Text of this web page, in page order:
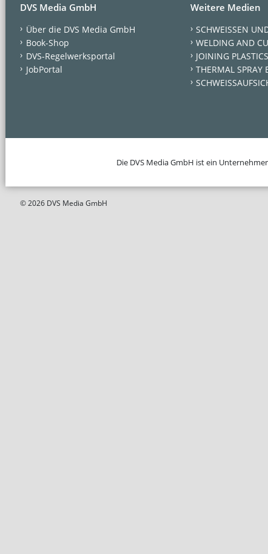
DVS Media GmbH
Über die DVS Media GmbH
Book-Shop
DVS-Regelwerksportal
JobPortal
Weitere Medien
SCHWEISSEN
WELDING AND
JOINING PLASTICS
THERMAL SPRAY
Die DVS Media GmbH ist ein
© 2026 DVS Media GmbH